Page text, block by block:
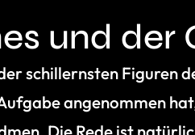
und der
schillernsten Figuren
angenommen